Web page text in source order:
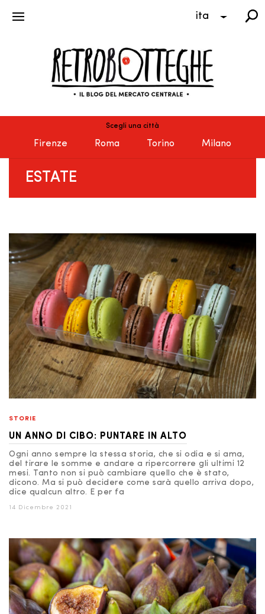
ita
Scegli una città
Firenze Roma Torino Milano
ESTATE
STORIE
UN ANNO DI CIBO: PUNTARE IN ALTO
Ogni anno sempre la stessa storia, che si odia e si ama,
del tirare le somme e andare a ripercorrere gli ultimi 12
mesi. Tanto non si può cambiare quello che è stato,
dicono. Ma si può decidere come sarà quello arriva dopo,
dice qualcun altro. E per fa
14 Dicembre 2021